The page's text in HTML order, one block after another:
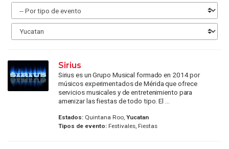
Sirius
Sirius es un Grupo Musical formado en 2014 por
músicos experimentados de Mérida que ofrece
servicios musicales y de entretenimiento para
amenizar las fiestas de todo tipo. El ...
Estados:Quintana Roo, Yucatan
Tipos de evento:Festivales, Fiestas